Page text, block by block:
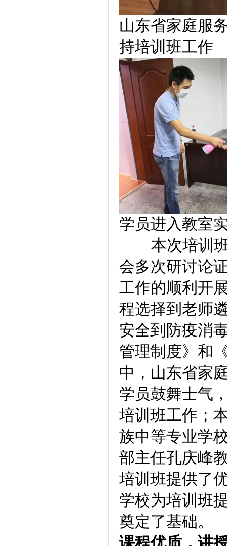
山东省家庭服
持培训班工作
学员进入教室
本次培训班
会多次研讨论
工作的顺利开
程选择到老师
安全到防疫消
管理制度》和
中，山东省家
学员鼓舞士气
培训班工作；
族中等专业学
部主任孔庆峰
培训班提供了
学校为培训班
奠定了基础。